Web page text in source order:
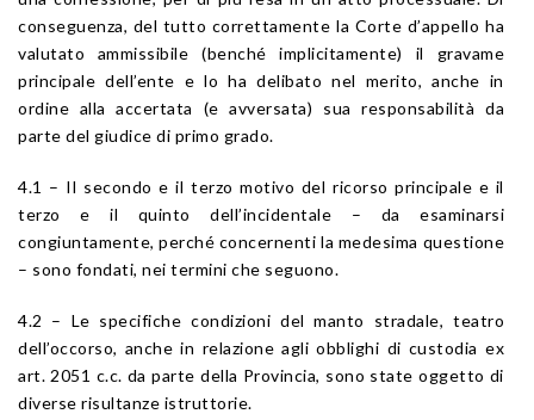
conseguenza, del tutto correttamente la Corte d’appello ha
valutato ammissibile (benché implicitamente) il gravame
principale dell’ente e lo ha delibato nel merito, anche in
ordine alla accertata (e avversata) sua responsabilità da
parte del giudice di primo grado.
4.1 – Il secondo e il terzo motivo del ricorso principale e il
terzo e il quinto dell’incidentale – da esaminarsi
congiuntamente, perché concernenti la medesima questione
– sono fondati, nei termini che seguono.
4.2 – Le specifiche condizioni del manto stradale, teatro
dell’occorso, anche in relazione agli obblighi di custodia ex
art. 2051 c.c. da parte della Provincia, sono state oggetto di
diverse risultanze istruttorie.